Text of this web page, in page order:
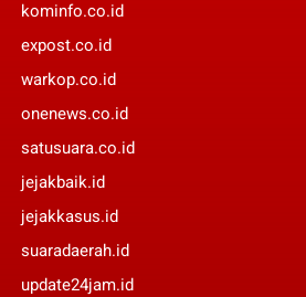
kominfo.co.id
expost.co.id
warkop.co.id
onenews.co.id
satusuara.co.id
jejakbaik.id
jejakkasus.id
suaradaerah.id
update24jam.id